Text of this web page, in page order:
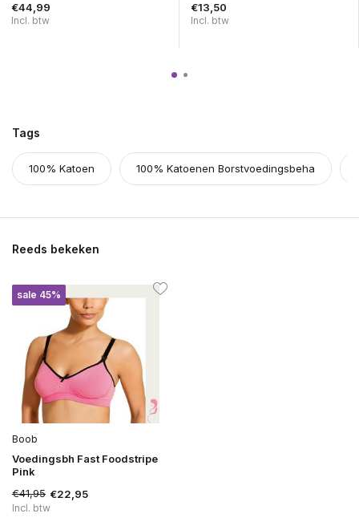
€44,99
Incl. btw
€13,50
Incl. btw
Tags
100% Katoen 100% Katoenen Borstvoedingsbeha
Reeds bekeken
sale 45%
Boob
Voedingsbh Fast Foodstripe
Pink
€41,95 €22,95
Incl. btw